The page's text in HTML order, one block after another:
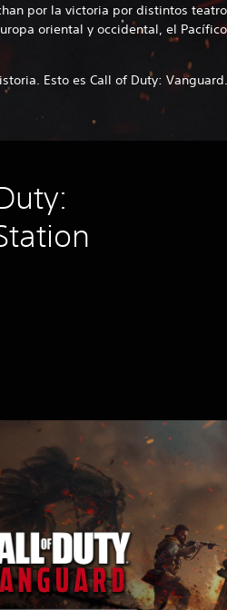
por la victoria por distintos
oriental y occidental, el
Esto es Call of Duty: Vanguard.